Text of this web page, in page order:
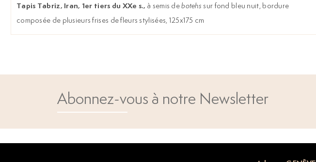
Tapis Tabriz, Iran, 1er tiers du XXe s., à semis debotehs sur fond bleu nuit, bordure
composée de plusieurs frises de fleurs stylisées, 125x175 cm
Abonnez-vous à notre Newsletter